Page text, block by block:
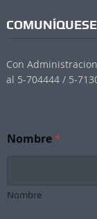
COMUNÍQUESE
Con
al 5-704444 / 5-
Nombre*
Nombre